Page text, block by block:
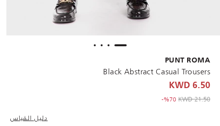
PUNT ROMA
Black Abstract Casual Trousers
6.50 KWD
Price reduced from
21.50 KWD
to 6.50 KWD
%70-
دليل القياس